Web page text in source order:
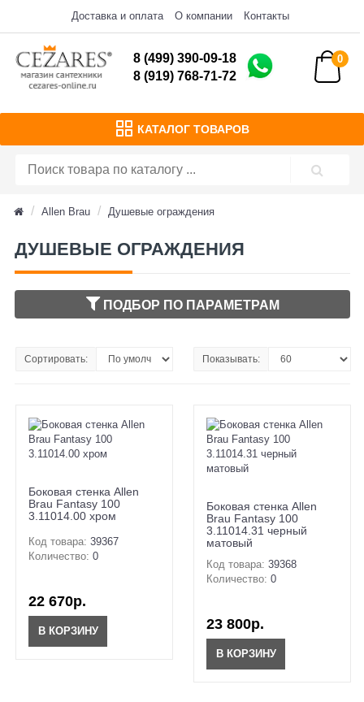
Доставка и оплата О компании Контакты
8 (499) 390-09-18
8 (919) 768-71-72
0
КАТАЛОГ ТОВАРОВ
Allen Brau Душевые ограждения
ДУШЕВЫЕ ОГРАЖДЕНИЯ
ПОДБОР ПО ПАРАМЕТРАМ
Сортировать: Показывать:
Боковая стенка Allen
Brau Fantasy 100
3.11014.00 хром
Код товара: 39367
Количество: 0
22 670р.
В КОРЗИНУ
Боковая стенка Allen
Brau Fantasy 100
3.11014.31 черный
матовый
Код товара: 39368
Количество: 0
23 800р.
В КОРЗИНУ